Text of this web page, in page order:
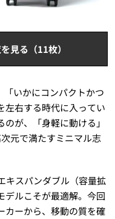
見る（11枚）
「いかにコンパクトかつ
左右する時代に入ってい
が、「身軽に動ける」
元で満たすミニマル志
キスパンダブル（容量拡
デルこそが最適解。今回
カーから、移動の質を確